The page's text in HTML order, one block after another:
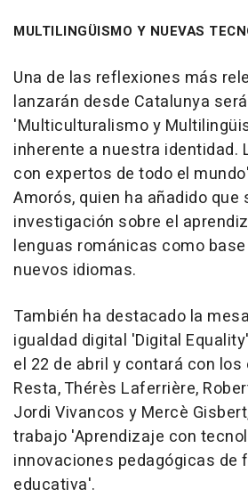
MULTILINGÜISMO Y NUEVAS
Una de las reflexiones más
lanzarán desde Catalunya
'Multiculturalismo y
inherente a nuestra identidad.
con expertos de todo el
Amorós, quien ha añadido que
investigación sobre el
lenguas románicas como
nuevos idiomas.
También ha destacado la
igualdad digital 'Digital
el 22 de abril y contará con los
Resta, Thérès Laferrière,
Jordi Vivancos y Mercè
trabajo 'Aprendizaje con
innovaciones pedagógicas de
educativa'.